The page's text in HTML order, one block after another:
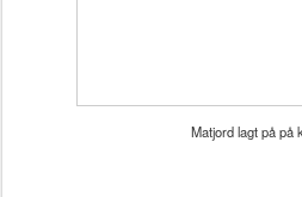
Matjord lagt på på